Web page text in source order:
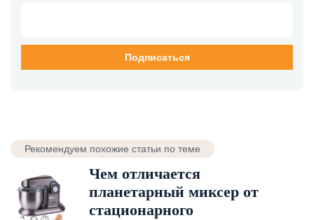
Рекомендуем похожие статьи по теме
Чем отличается
планетарный миксер от
стационарного